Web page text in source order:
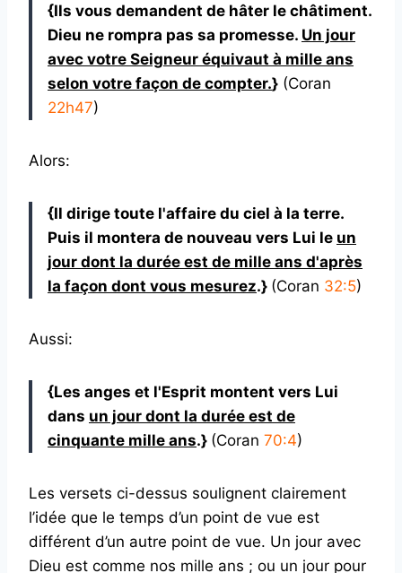
{Ils vous demandent de hâter le châtiment.
Dieu ne rompra pas sa promesse. Un jour
avec votre Seigneur équivaut à mille ans
selon votre façon de compter.} (Coran
22h47)
Alors:
{Il dirige toute l'affaire du ciel à la terre.
Puis il montera de nouveau vers Lui le un
jour dont la durée est de mille ans d'après
la façon dont vous mesurez.} (Coran 32:5)
Aussi:
{Les anges et l'Esprit montent vers Lui
dans un jour dont la durée est de
cinquante mille ans.} (Coran 70:4)
Les versets ci-dessus soulignent clairement
l’idée que le temps d’un point de vue est
différent d’un autre point de vue. Un jour avec
Dieu est comme nos mille ans ; ou un jour pour